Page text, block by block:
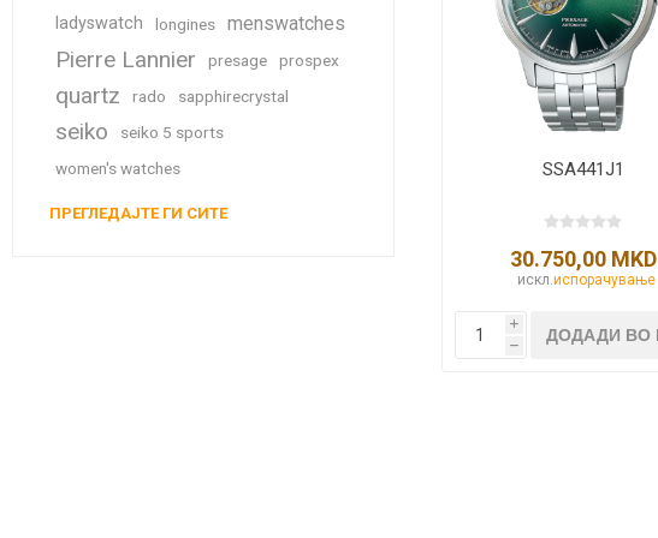
SSA441J1
30.750,00 MKD
искл.испорачување
i
h
ladyswatch longines menswatches
Pierre Lannier presage prospex
quartz rado sapphirecrystal
seiko
seiko 5 sports
women's watches
ПРЕГЛЕДАЈТЕ ГИ СИТЕ